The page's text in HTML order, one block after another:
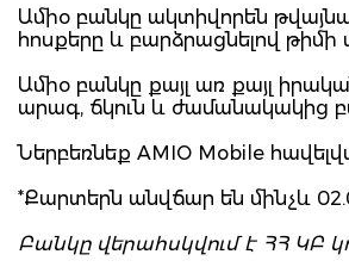
Ամիօ բանկը ակտիվորեն
հոսքերը և բարձրացնելով թիմի
Ամիօ բանկը քայլ առ քայլ
արագ, ճկուն և ժամանակակից
Ներբեռնեք AMIO Mobile
*Քարտերն անվճար են մինչև
Բանկը վերահսկվում է ՀՀ ԿԲ